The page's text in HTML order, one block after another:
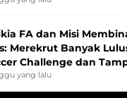
FA dan Misi
Merekrut Banyak
Challenge dan
Soccer League
yang lalu